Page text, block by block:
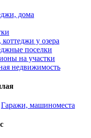
дома
у озера
поселки
на участки
недвижимость
Гаражи, машиноместа